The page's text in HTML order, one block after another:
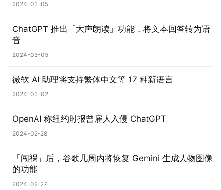
1
W
n
0
C
软
安
卓
2024-03-05
ChatGPT 推出「大声朗读」功能，将文本回答转为语
音
2024-03-05
微软 AI 助理将支持繁体中文等 17 种新语言
2024-03-02
OpenAI 称纽约时报曾雇人入侵 ChatGPT
2024-02-28
「闯祸」后，谷歌几周内将恢复 Gemini 生成人物图像
的功能
2024-02-27